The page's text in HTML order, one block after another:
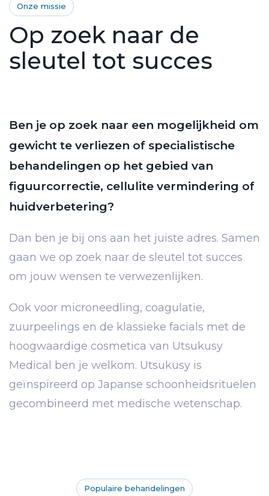
Onze missie
Op zoek naar de
sleutel tot succes
Ben je op zoek naar een mogelijkheid om
gewicht te verliezen of specialistische
behandelingen op het gebied van
figuurcorrectie, cellulite vermindering of
huidverbetering?
Dan ben je bij ons aan het juiste adres. Samen
gaan we op zoek naar de sleutel tot succes
om jouw wensen te verwezenlijken.
Ook voor microneedling, coagulatie,
zuurpeelings en de klassieke facials met de
hoogwaardige cosmetica van Utsukusy
Medical ben je welkom. Utsukusy is
geïnspireerd op Japanse schoonheidsrituelen
gecombineerd met medische wetenschap.
Populaire behandelingen